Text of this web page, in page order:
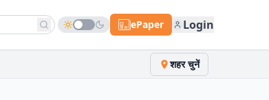
ePaper Login
शहर चुनें